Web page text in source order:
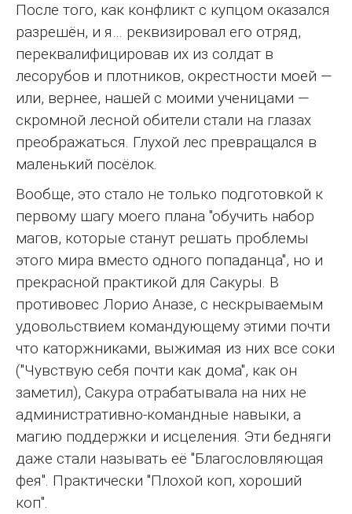
После того, как конфликт с купцом оказался
разрешён, и я… реквизировал его отряд,
переквалифицировав их из солдат в
лесорубов и плотников, окрестности моей —
или, вернее, нашей с моими ученицами —
скромной лесной обители стали на глазах
преображаться. Глухой лес превращался в
маленький посёлок.
Вообще, это стало не только подготовкой к
первому шагу моего плана "обучить набор
магов, которые станут решать проблемы
этого мира вместо одного попаданца", но и
прекрасной практикой для Сакуры. В
противовес Лорио Аназе, с нескрываемым
удовольствием командующему этими почти
что каторжниками, выжимая из них все соки
("Чувствую себя почти как дома", как он
заметил), Сакура отрабатывала на них не
административно-командные навыки, а
магию поддержки и исцеления. Эти бедняги
даже стали называть её "Благословляющая
фея". Практически "Плохой коп, хороший
коп".